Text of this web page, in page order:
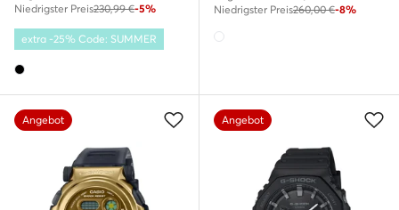
Niedrigster Preis230,99 €-5%
extra -25% Code: SUMMER
Niedrigster Preis260,00 €-8%
Angebot Angebot